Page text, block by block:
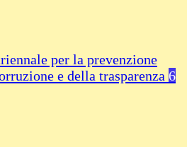
per la prevenzione
e della trasparenza 6